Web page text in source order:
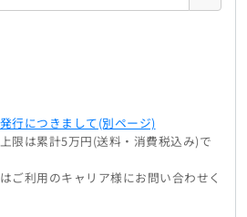
行につきまして(別ページ)
限は累計5万円(送料・消費税込み)で
ご利用のキャリア様にお問い合わせく